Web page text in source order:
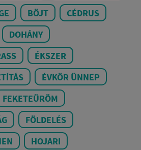
BÖJT
CÉDRUS
DOHÁNY
ÉKSZER
ÉVKÖR ÜNNEP
FEKETEÜRÖM
FÖLDELÉS
HOJARI